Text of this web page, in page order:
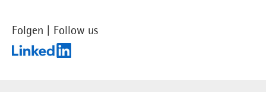
Folgen | Follow us